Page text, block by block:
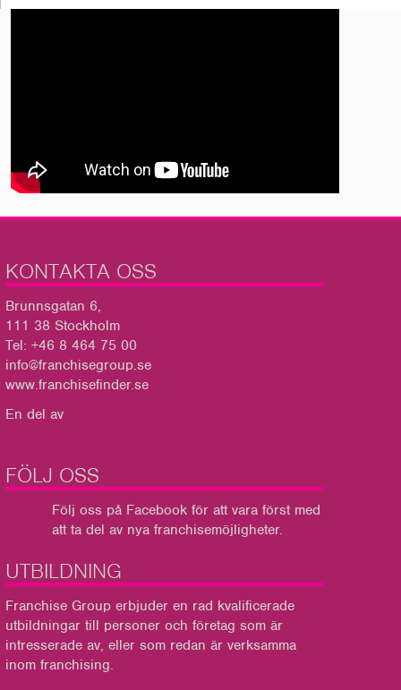
KONTAKTA OSS
Brunnsgatan 6,
111 38 Stockholm
Tel: +46 8 464 75 00
info@franchisegroup.se
www.franchisefinder.se
En del av
FÖLJ OSS
Följ oss på Facebook för att vara först med
att ta del av nya franchisemöjligheter.
UTBILDNING
Franchise Group erbjuder en rad kvalificerade
utbildningar till personer och företag som är
intresserade av, eller som redan är verksamma
inom franchising.